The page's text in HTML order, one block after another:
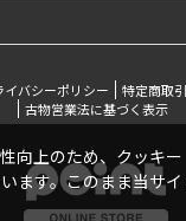
イバシーポリシー
特定商取
古物営業法に基づく表示
向上のため、クッキー
ます。このまま当サイ